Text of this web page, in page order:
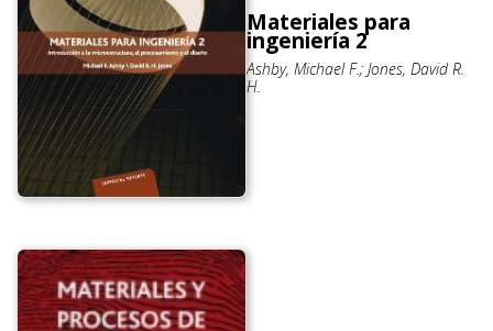
Materiales para
ingeniería 2
Ashby, Michael F.; Jones, David R.
H.